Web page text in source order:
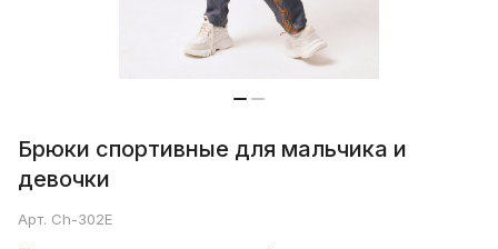
Брюки спортивные для мальчика и
девочки
Арт. Ch-302E